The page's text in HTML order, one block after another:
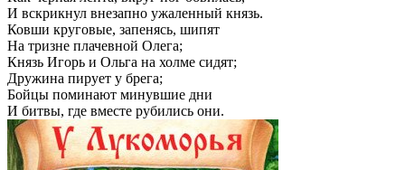
И вскрикнул внезапно ужаленный князь.
Ковши круговые, запенясь, шипят
На тризне плачевной Олега;
Князь Игорь и Ольга на холме сидят;
Дружина пирует у брега;
Бойцы поминают минувшие дни
И битвы, где вместе рубились они.